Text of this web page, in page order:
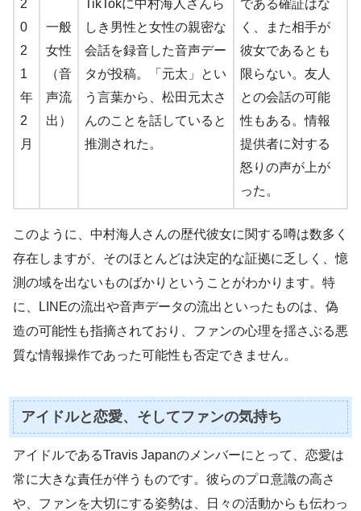
2
0
2
1
年
2
月
一般
女性
（音
声流
出）
TikTokに中村海人さんら
しき男性と女性の親密な
会話を録音した音声デー
タが投稿。「元太」とい
う言葉から、松田元太さ
んのことを話していると
推測された。
である確証はな
く、また相手が
彼女であるとも
限らない。友人
との会話の可能
性もある。情報
提供者に対する
怒りの声が上が
った。
このように、中村海人さんの歴代彼女に関する噂は数多く
存在しますが、そのほとんどは決定的な証拠に乏しく、憶
測の域を出ないものばかりということがわかります。特
に、LINEの流出や音声データの流出といったものは、偽
造の可能性も指摘されており、ファンの心理を揺さぶる悪
質な情報操作であった可能性も否定できません。
アイドルと恋愛、そしてファンの気持ち
アイドルであるTravis Japanのメンバーにとって、恋愛は
常に大きな責任が伴うものです。彼らのプロ意識の高さ
や、ファンを大切にする姿勢は、日々の活動からも伝わっ